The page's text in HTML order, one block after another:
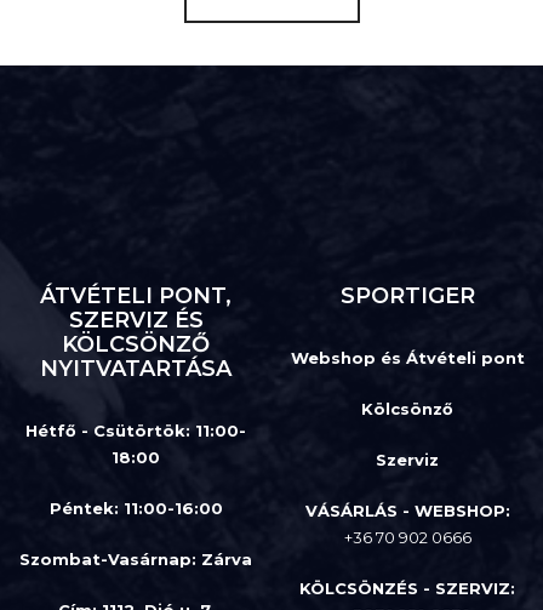
ÁTVÉTELI PONT,
SZERVIZ ÉS
KÖLCSÖNZŐ
NYITVATARTÁSA
Hétfő - Csütörtök: 11:00-
18:00
Péntek: 11:00-16:00
Szombat-Vasárnap: Zárva
SPORTIGER
Webshop és Átvételi pont
Kölcsönző
Szerviz
VÁSÁRLÁS - WEBSHOP:
+36 70 902 0666
KÖLCSÖNZÉS - SZERVIZ: